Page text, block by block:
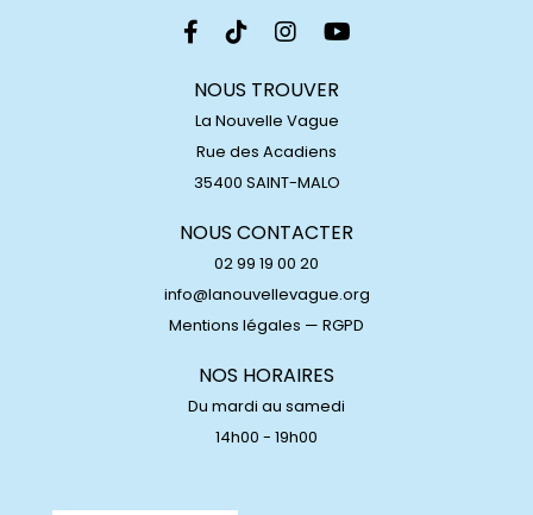
NOUS TROUVER
La Nouvelle Vague
Rue des Acadiens
35400 SAINT-MALO
NOUS CONTACTER
02 99 19 00 20
info@lanouvellevague.org
Mentions légales — RGPD
NOS HORAIRES
Du mardi au samedi
14h00 - 19h00